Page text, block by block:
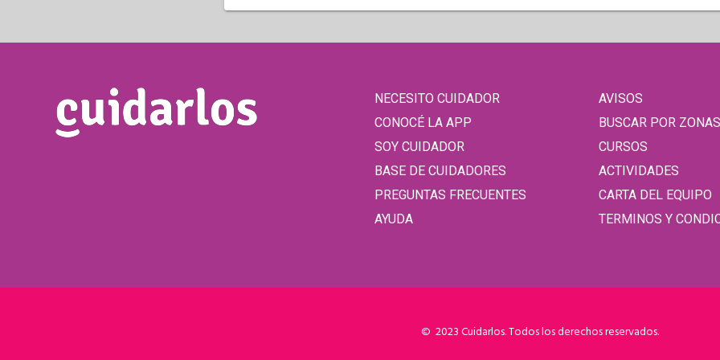
NECESITO CUIDADOR
CONOCÉ LA APP
SOY CUIDADOR
BASE DE CUIDADORES
PREGUNTAS FRECUENTES
AYUDA
AVISOS
BUSCAR POR ZONAS
CURSOS
ACTIVIDADES
CARTA DEL EQUIPO
TERMINOS Y
© 2023 Cuidarlos. Todos los derechos reservados.